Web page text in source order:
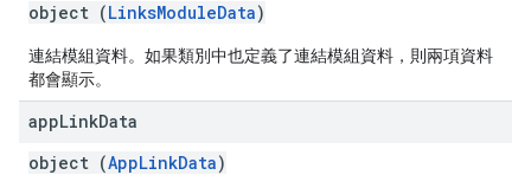
object (LinksModuleData)
連結模組資料。如果類別中也定義了連結模組資料，則兩項資料
都會顯示。
appLinkData
object (AppLinkData)